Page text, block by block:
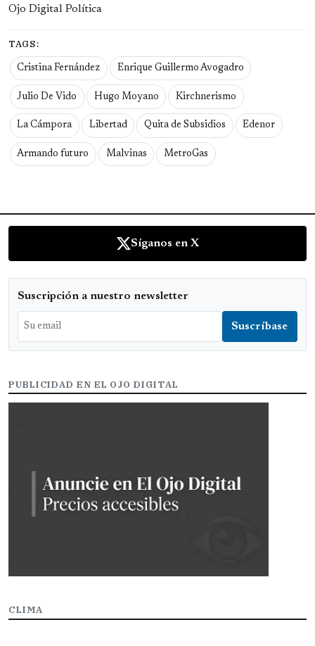
Ojo Digital Política
TAGS:
Cristina Fernández Enrique Guillermo Avogadro
Julio De Vido Hugo Moyano Kirchnerismo
La Cámpora Libertad Quita de Subsidios Edenor
Armando futuro Malvinas MetroGas
Síganos en X
Suscripción a nuestro newsletter
PUBLICIDAD EN EL OJO DIGITAL
CLIMA